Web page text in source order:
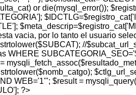
or die(mysql_error());
vacia, por lo tanto el usuario
//
WHERE
WEB='1'"; $result =
?>